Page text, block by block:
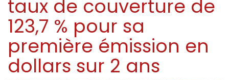
taux de couverture de
123,7 % pour sa
première émission en
dollars sur 2 ans